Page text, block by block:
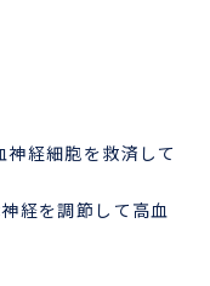
経細胞を救済して
経を調節して高血